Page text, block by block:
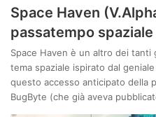
Space Haven
passatempo spaziale
Space Haven è un altro dei
tema spaziale ispirato dal
questo accesso anticipato della
BugByte (che già aveva